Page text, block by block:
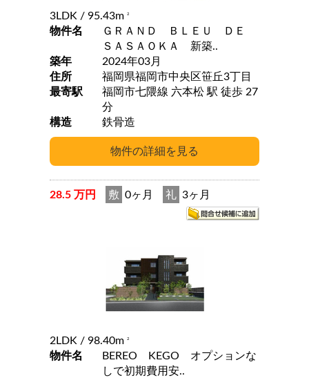
3LDK / 95.43m 2
物件名
ＧＲＡＮＤ ＢＬＥＵ ＤＥ
ＳＡＳＡＯＫＡ 新築..
築年
2024年03月
住所
福岡県福岡市中央区笹丘3丁目
最寄駅
福岡市七隈線 六本松 駅 徒歩 27
分
構造
鉄骨造
28.5 万円 敷 0ヶ月 礼 3ヶ月
2LDK / 98.40m 2
物件名
BEREO KEGO オプションな
しで初期費用安..